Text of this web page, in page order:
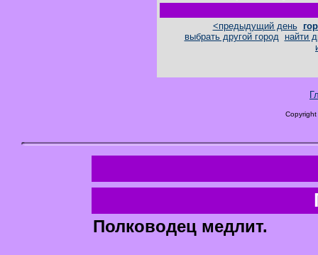
<предыдущий день
выбрать другой город
найти
Полководец медлит.